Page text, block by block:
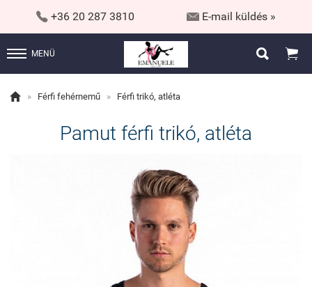
 +36 20 287 3810  E-mail küldés »
MENÜ  
 » Férfi fehérnemű » Férfi trikó, atléta
Pamut férfi trikó, atléta